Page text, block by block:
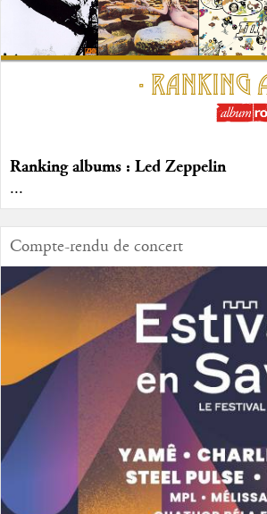
Ranking albums : Led Zeppelin
...
Compte-rendu de concert